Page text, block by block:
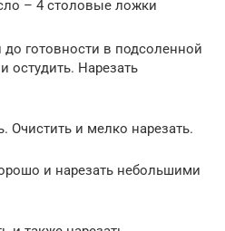
– 4 столовые ложки
до готовности в подсоленной
остудить. Нарезать
Очистить и мелко нарезать.
и нарезать небольшими